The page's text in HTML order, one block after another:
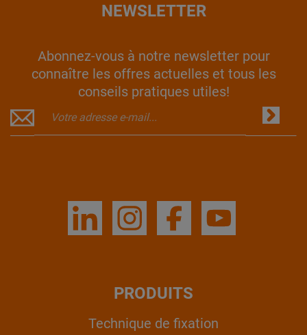
NEWSLETTER
Abonnez-vous à notre newsletter pour
connaître les offres actuelles et tous les
conseils pratiques utiles!
PRODUITS
Technique de fixation